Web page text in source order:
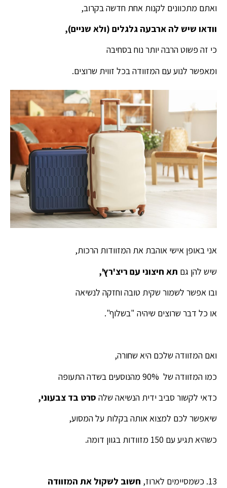
ואתם מתכוונים לקנות אחת חדשה בקרוב,
וודאו שיש לה ארבעה גלגלים (ולא שניים),
כי זה פשוט הרבה יותר נוח בסחיבה
ומאפשר לנוע עם המזוודה בכל זווית שרוצים.
אני באופן אישי אוהבת את המזוודות הרכות,
שיש להן גם תא חיצוני עם ריצ'רץ',
ובו אפשר לשמור שקית טובה וחזקה לנשיאה
או כל דבר שרוצים שיהיה "בשלוף".
ואם המזוודה שלכם היא שחורה,
כמו המזוודה של 90% מהנוסעים בשדה התעופה
כדאי לקשור סביב ידית הנשיאה שלה סרט בד צבעוני,
שיאפשר לכם למצוא אותה בקלות על המסוע,
כשהיא תגיע עם 150 מזוודות בגוון דומה.
13. כשמסיימים לארוז,
חשוב לשקול את המזוודה